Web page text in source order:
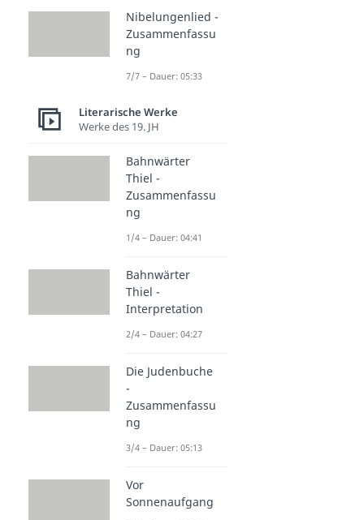
Nibelungenlied -
Zusammenfassu
ng
7/7 – Dauer: 05:33
Literarische Werke
Werke des 19. JH
Bahnwärter
Thiel -
Zusammenfassu
ng
1/4 – Dauer: 04:41
Bahnwärter
Thiel -
Interpretation
2/4 – Dauer: 04:27
Die Judenbuche
-
Zusammenfassu
ng
3/4 – Dauer: 05:13
Vor
Sonnenaufgang